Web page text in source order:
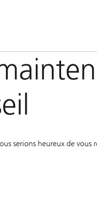
serions heureux de